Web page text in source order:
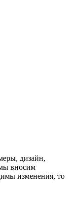
дизайн,
вносим
изменения, то